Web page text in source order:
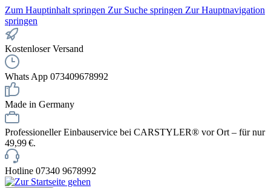
Zum Hauptinhalt springen Zur Suche springen Zur Hauptnavigation
springen
Kostenloser Versand
Whats App 073409678992
Made in Germany
Professioneller Einbauservice bei CARSTYLER® vor Ort – für nur
49,99 €.
Hotline 07340 9678992